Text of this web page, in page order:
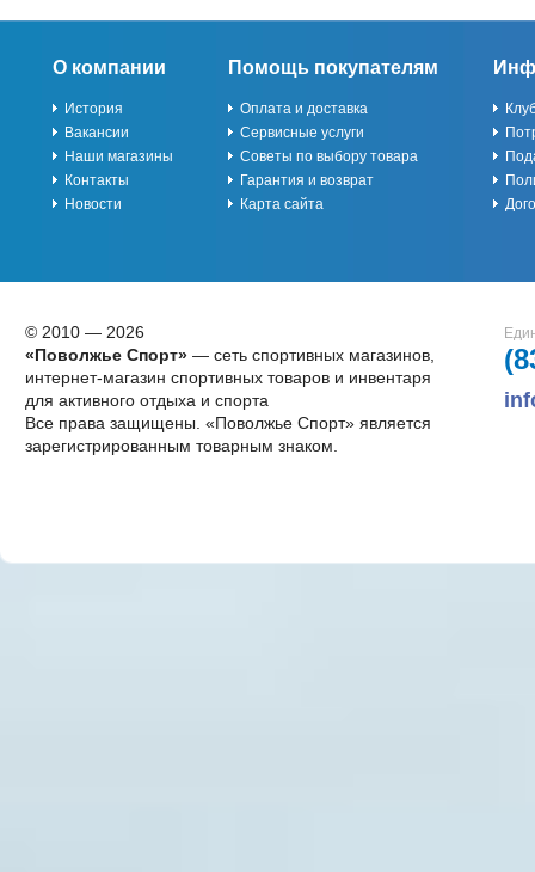
О компании
История
Вакансии
Наши магазины
Контакты
Новости
Помощь покупателям
Оплата и доставка
Сервисные услуги
Советы по выбору товара
Гарантия и возврат
Карта сайта
© 2010 — 2026
«Поволжье Спорт»— сеть спортивных магазинов,
интернет-магазин спортивных товаров и инвентаря
для активного отдыха и спорта
Все права защищены. «Поволжье Спорт» является
зарегистрированным товарным знаком.